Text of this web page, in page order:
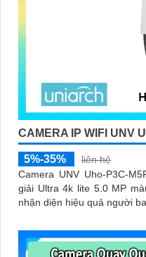
CAMERA IP WIFI UNV
5%-35%
liên hệ
Camera UNV Uho-P3C-
giải Ultra 4k lite 5.0 MP
nhận diện hiệu quả người